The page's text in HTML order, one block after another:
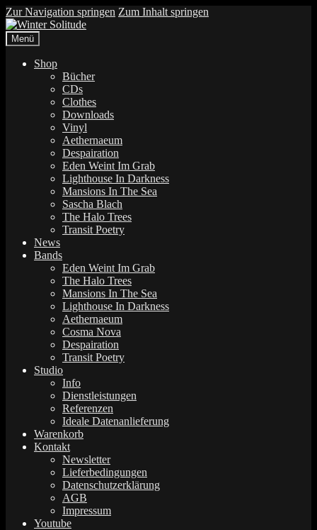
Zur Navigation springen Zum Inhalt springen
Menü
Shop
Bücher
CDs
Clothes
Downloads
Vinyl
Aethernaeum
Despairation
Eden Weint Im Grab
Lighthouse In Darkness
Mansions In The Sea
Sascha Blach
The Halo Trees
Transit Poetry
News
Bands
Eden Weint Im Grab
The Halo Trees
Mansions In The Sea
Lighthouse In Darkness
Aethernaeum
Cosma Nova
Despairation
Transit Poetry
Studio
Info
Dienstleistungen
Referenzen
Ideale Datenanlieferung
Warenkorb
Kontakt
Newsletter
Lieferbedingungen
Datenschutzerklärung
AGB
Impressum
Youtube